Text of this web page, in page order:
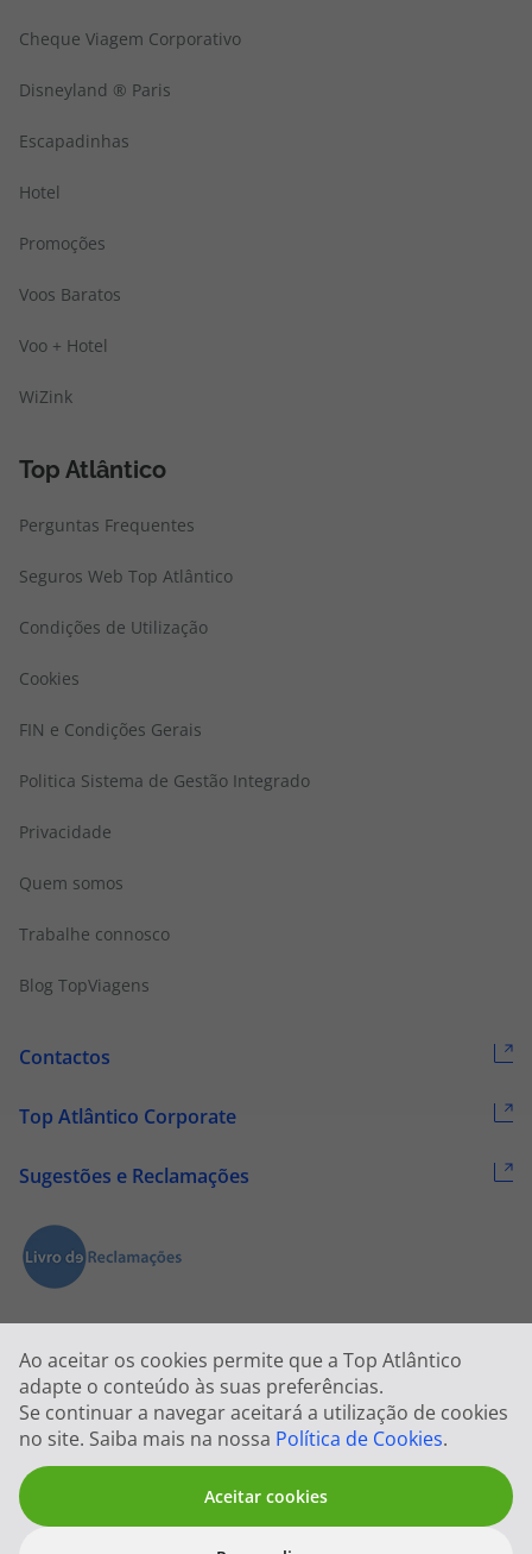
Ao aceitar os cookies permite que a Top Atlântico
adapte o conteúdo às suas preferências.
Se continuar a navegar aceitará a utilização de cookies
no site. Saiba mais na nossa Política de Cookies.
Aceitar cookies
Cheque Viagem Corporativo
Disneyland ® Paris
Escapadinhas
Hotel
Promoções
Voos Baratos
Voo + Hotel
WiZink
Top Atlântico
Perguntas Frequentes
Seguros Web Top Atlântico
Condições de Utilização
Cookies
FIN e Condições Gerais
Politica Sistema de Gestão Integrado
Privacidade
Quem somos
Trabalhe connosco
Blog TopViagens
Contactos
Top Atlântico Corporate
Sugestões e Reclamações
2026 © Todos os direitos reservados:Top Atlântico, Viagens e Turismo